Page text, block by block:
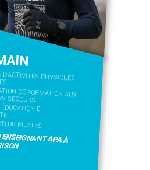
D’ACTIVITÉS PHYSIQUES
DE FORMATION AUX
SECOURS
ET
PILATES
APA À